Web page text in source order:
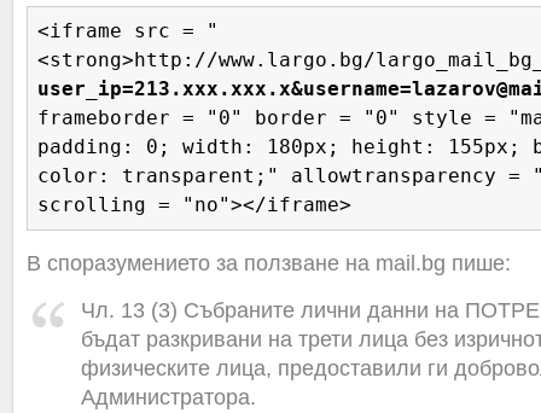
<iframe src = "
<strong>http://www.largo.bg/
user_ip=213.xxx.xxx.x&
frameborder = "0" border = "0" style =
padding: 0; width: 180px; height: 155px;
color: transparent;" allowtransparency =
scrolling = "no"></iframe>
В споразумението за ползване на mail.bg пише:
Чл. 13 (3) Събраните лични данни на
бъдат разкривани на трети лица без
физическите лица, предоставили ги
Администратора.